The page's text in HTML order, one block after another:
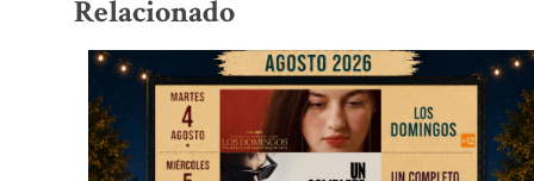
Relacionado